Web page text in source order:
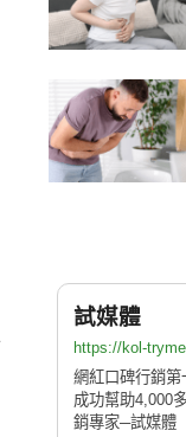
試媒體
https://kol-
網紅口碑行銷第
成功幫助4,000
銷專家─試媒體